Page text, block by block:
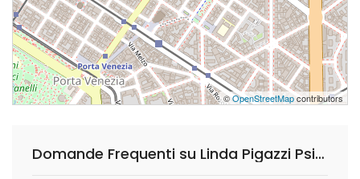
©OpenStreetMapcontributors
Domande Frequenti su Linda Pigazzi Psicologa Psicoterapeuta Cognitivo Comportamentale